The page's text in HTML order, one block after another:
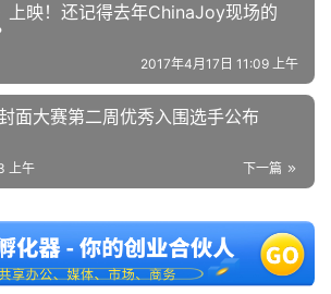
上映！还记得去年ChinaJoy现场的
2017年4月17日 11:09 上午
面大赛第二周优秀入围选手公布
下一篇
上午